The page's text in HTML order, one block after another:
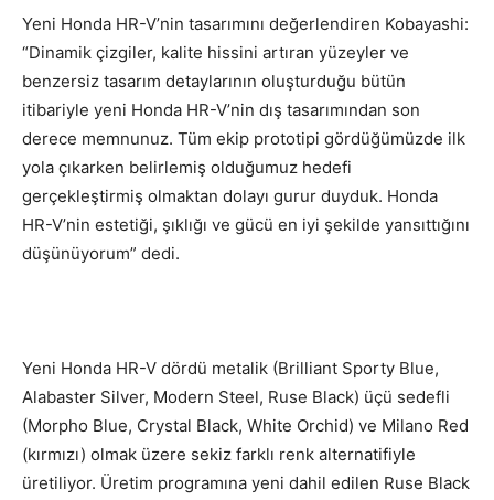
Yeni Honda HR-V’nin tasarımını değerlendiren Kobayashi:
“Dinamik çizgiler, kalite hissini artıran yüzeyler ve
benzersiz tasarım detaylarının oluşturduğu bütün
itibariyle yeni Honda HR-V’nin dış tasarımından son
derece memnunuz. Tüm ekip prototipi gördüğümüzde ilk
yola çıkarken belirlemiş olduğumuz hedefi
gerçekleştirmiş olmaktan dolayı gurur duyduk. Honda
HR-V’nin estetiği, şıklığı ve gücü en iyi şekilde yansıttığını
düşünüyorum” dedi.
Yeni Honda HR-V dördü metalik (Brilliant Sporty Blue,
Alabaster Silver, Modern Steel, Ruse Black) üçü sedefli
(Morpho Blue, Crystal Black, White Orchid) ve Milano Red
(kırmızı) olmak üzere sekiz farklı renk alternatifiyle
üretiliyor. Üretim programına yeni dahil edilen Ruse Black